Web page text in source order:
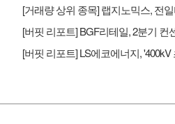
[거래량 상위 종목] 랩지노믹스, 전